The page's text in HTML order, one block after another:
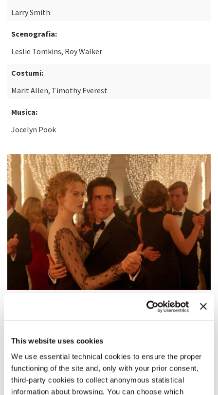
This website uses cookies
We use essential technical cookies to ensure the proper
functioning of the site and, only with your prior consent,
third-party cookies to collect anonymous statistical
information about browsing. You can choose which
Larry Smith
Scenografia:
Leslie Tomkins, Roy Walker
Costumi:
Marit Allen, Timothy Everest
Musica:
Jocelyn Pook
trasportando la vicenda nella New York degli anni Novanta. I
Alice, gallerista: una coppia giovane, benestante e
apparentemente felice. Dopo una festa in cui entrambi si
trovano a essere oggetto di avances, Alice racconta al marito
le proprie fantasie erotiche su un uomo incontrato durante